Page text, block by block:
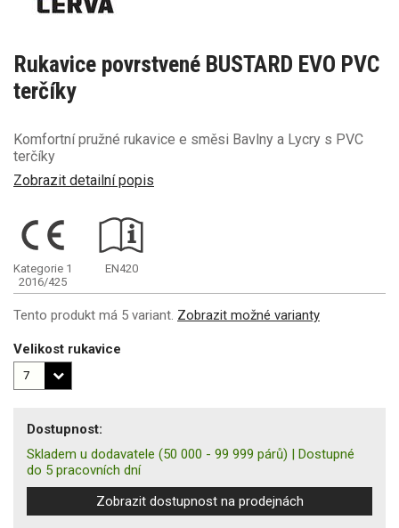
Rukavice povrstvené BUSTARD EVO PVC
terčíky
Komfortní pružné rukavice e směsi Bavlny a Lycry s PVC
terčíky
Zobrazit detailní popis
Kategorie 1
2016/425
EN420
Tento produkt má 5 variant. Zobrazit možné varianty
Velikost rukavice
Dostupnost:
Skladem u dodavatele (50 000 - 99 999 párů) | Dostupné
do 5 pracovních dní
Zobrazit dostupnost na prodejnách